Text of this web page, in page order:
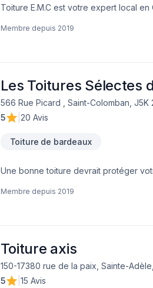
Toiture E.M.C est votre expert local
sur le client, nous proposons des
Membre depuis 2019
Les Toitures Sélectes
566 Rue Picard , Saint-Colomban, J5K
5
20 Avis
Toiture de bardeaux
Une bonne toiture devrait protéger
moisissure$Un affaiblissement de la
moment de l’année. Une mauvaise
services complets pour tous les types
services traditionnels pour votre
Membre depuis 2019
Toiture axis
150-17380 rue de la paix, Sainte-
5
15 Avis